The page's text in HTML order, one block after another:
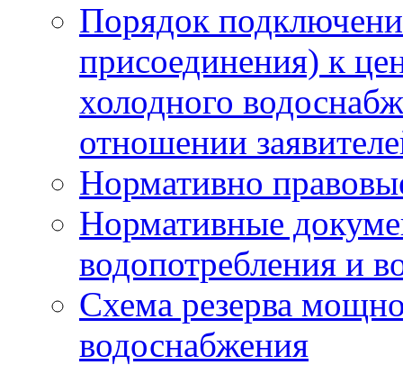
Порядок
присоединения) к
холодного
отношении
Нормативно
Нормативные
водопотребления и
Схема резерва
водоснабжения